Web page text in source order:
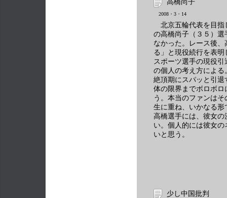
高橋尚子
2008・3・14
北京五輪代表を目指
の高橋尚子（３５）
なかった。レース後
る」と現役続行を表明
スポーツ選手の現役
の個人の考え方によ
絶頂期にスパッと引
体の限界までボロボ
う。本当のファンは
生に重ね、いかなる
高橋選手には、彼女
い。個人的には彼女
いと思う。
少し中国批判